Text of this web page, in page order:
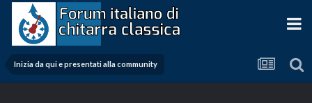
Inizia da qui e presentati alla community